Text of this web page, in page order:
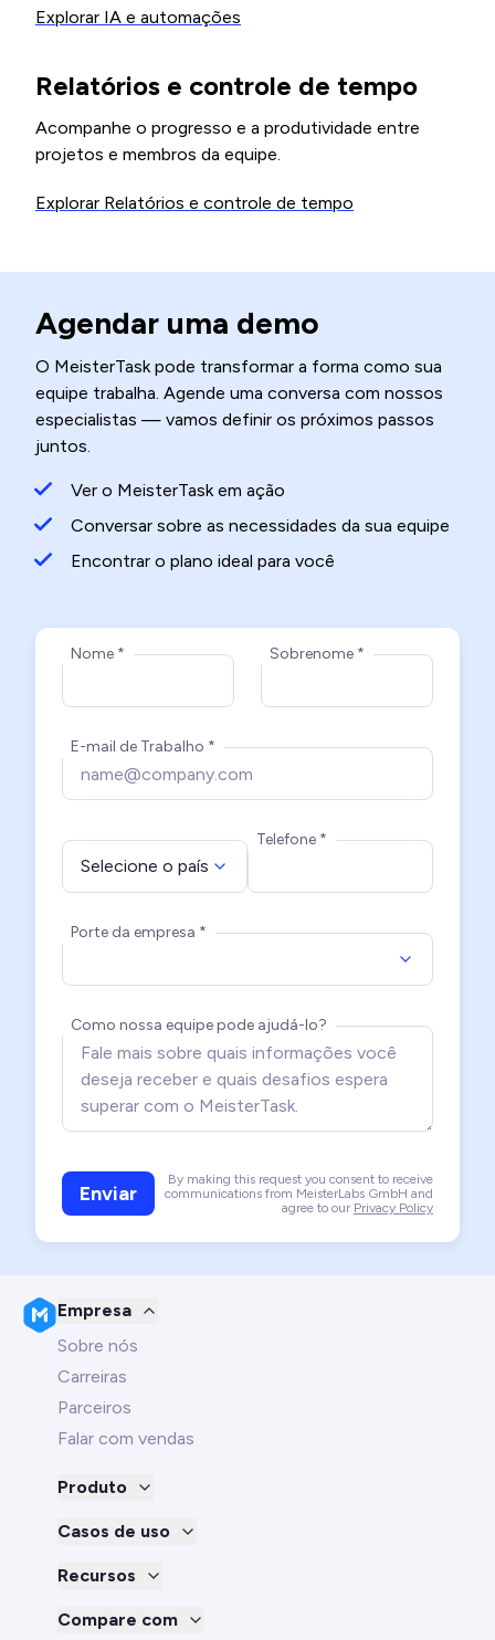
Explorar IA e automações
Relatórios e controle de tempo
Acompanhe o progresso e a produtividade entre
projetos e membros da equipe.
Explorar Relatórios e controle de tempo
Agendar uma demo
O MeisterTask pode transformar a forma como sua
equipe trabalha. Agende uma conversa com nossos
especialistas — vamos definir os próximos passos
juntos.
Ver o MeisterTask em ação
Conversar sobre as necessidades da sua equipe
Encontrar o plano ideal para você
Nome * Sobrenome *
E-mail de Trabalho *
Selecione o país
Telefone *
Porte da empresa *
Como nossa equipe pode ajudá-lo?
Enviar
By making this request you consent to receive
communications from MeisterLabs GmbH and
agree to our Privacy Policy
Empresa
Sobre nós
Carreiras
Parceiros
Falar com vendas
Produto
Casos de uso
Recursos
Compare com